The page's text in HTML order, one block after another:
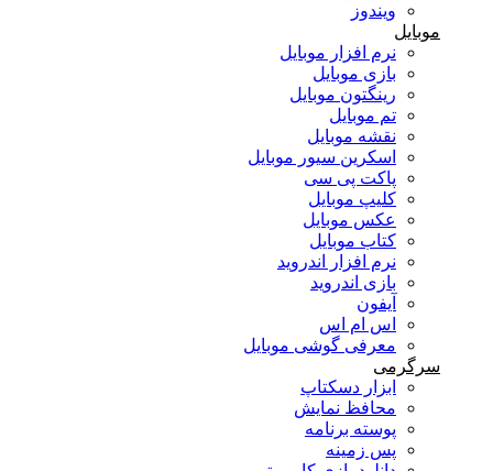
ویندوز
موبایل
نرم افزار موبایل
بازی موبایل
رینگتون موبایل
تم موبایل
نقشه موبایل
اسکرین سیور موبایل
پاکت پی سی
کلیپ موبایل
عکس موبایل
کتاب موبایل
نرم افزار اندروید
بازی اندروید
آیفون
اس ام اس
معرفی گوشی موبایل
سرگرمی
ابزار دسکتاپ
محافظ نمایش
پوسته برنامه
پس زمینه